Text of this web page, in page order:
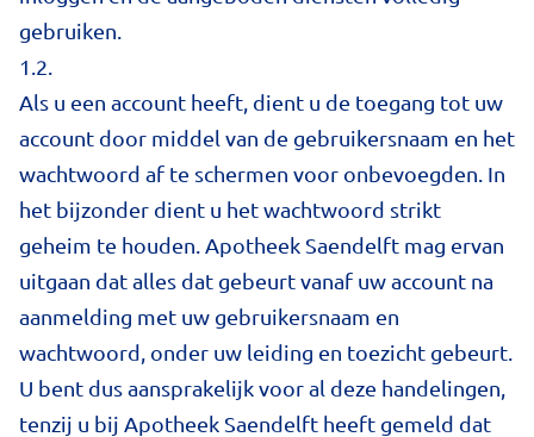
gebruiken.
1.2.
Als u een account heeft, dient u de toegang tot uw
account door middel van de gebruikersnaam en het
wachtwoord af te schermen voor onbevoegden. In
het bijzonder dient u het wachtwoord strikt
geheim te houden. Apotheek Saendelft mag ervan
uitgaan dat alles dat gebeurt vanaf uw account na
aanmelding met uw gebruikersnaam en
wachtwoord, onder uw leiding en toezicht gebeurt.
U bent dus aansprakelijk voor al deze handelingen,
tenzij u bij Apotheek Saendelft heeft gemeld dat